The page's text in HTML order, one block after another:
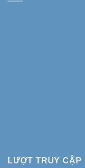
LƯỢT TRUY CẬP